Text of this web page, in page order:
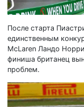
После старта
единственным
McLaren Ландо
финиша британец
проблем.